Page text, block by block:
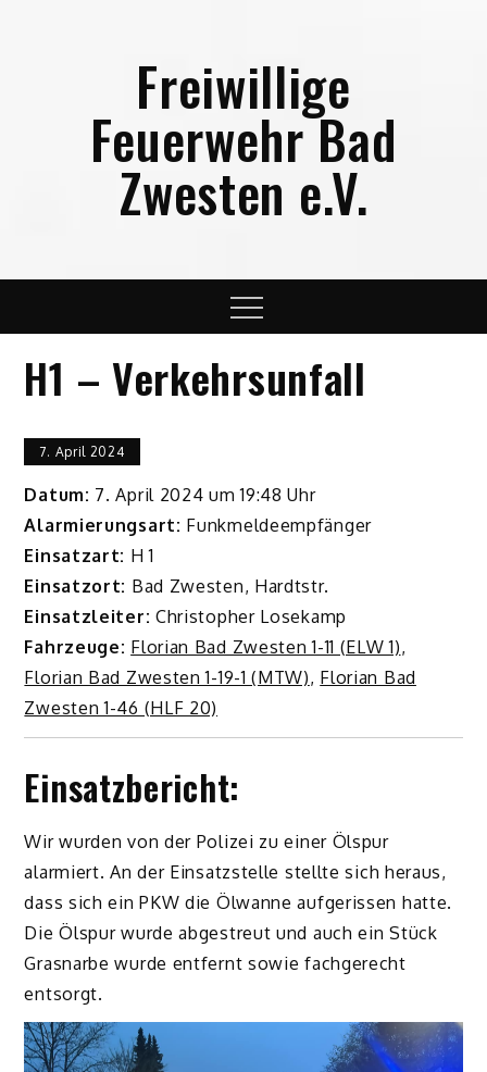
Freiwillige
Feuerwehr Bad
Zwesten e.V.
Menu
H1 – Verkehrsunfall
7. April 2024
Datum: 7. April 2024 um 19:48 Uhr
Alarmierungsart: Funkmeldeempfänger
Einsatzart: H 1
Einsatzort: Bad Zwesten, Hardtstr.
Einsatzleiter: Christopher Losekamp
Fahrzeuge: Florian Bad Zwesten 1-11 (ELW 1),
Florian Bad Zwesten 1-19-1 (MTW), Florian Bad
Zwesten 1-46 (HLF 20)
Einsatzbericht:
Wir wurden von der Polizei zu einer Ölspur
alarmiert. An der Einsatzstelle stellte sich heraus,
dass sich ein PKW die Ölwanne aufgerissen hatte.
Die Ölspur wurde abgestreut und auch ein Stück
Grasnarbe wurde entfernt sowie fachgerecht
entsorgt.